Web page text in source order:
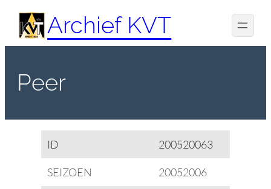
Spring
naar
de
Archief KVT
Peer
ID 200520063
SEIZOEN 20052006